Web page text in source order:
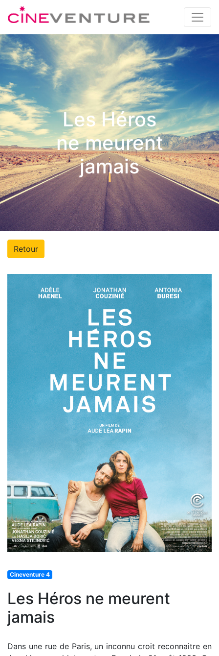
Les Héros
ne meurent
jamais
Retour
Cineventure 4
Les Héros ne meurent
jamais
Dans une rue de Paris, un inconnu croit reconnaitre en